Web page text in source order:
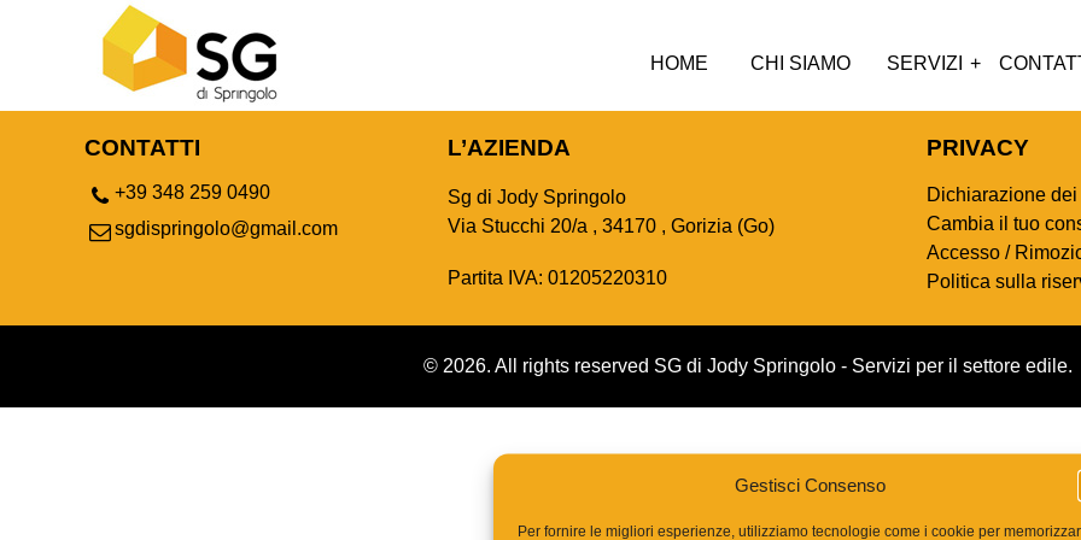
Gestisci Consenso
Per fornire le migliori esperienze, utilizziamo tecnologie come i cookie per
HOME CHI SIAMO SERVIZI
CONTATTI
+39 348 259 0490
sgdispringolo@gmail.com
L’AZIENDA
Sg di Jody Springolo
Via Stucchi 20/a , 34170 , Gorizia (Go)
Partita IVA: 01205220310
PRIVACY
Dichiarazione
Cambia il tuo
Accesso /
Politica sulla
© 2026. All rights reserved SG di Jody Springolo - Servizi per il settore edile.